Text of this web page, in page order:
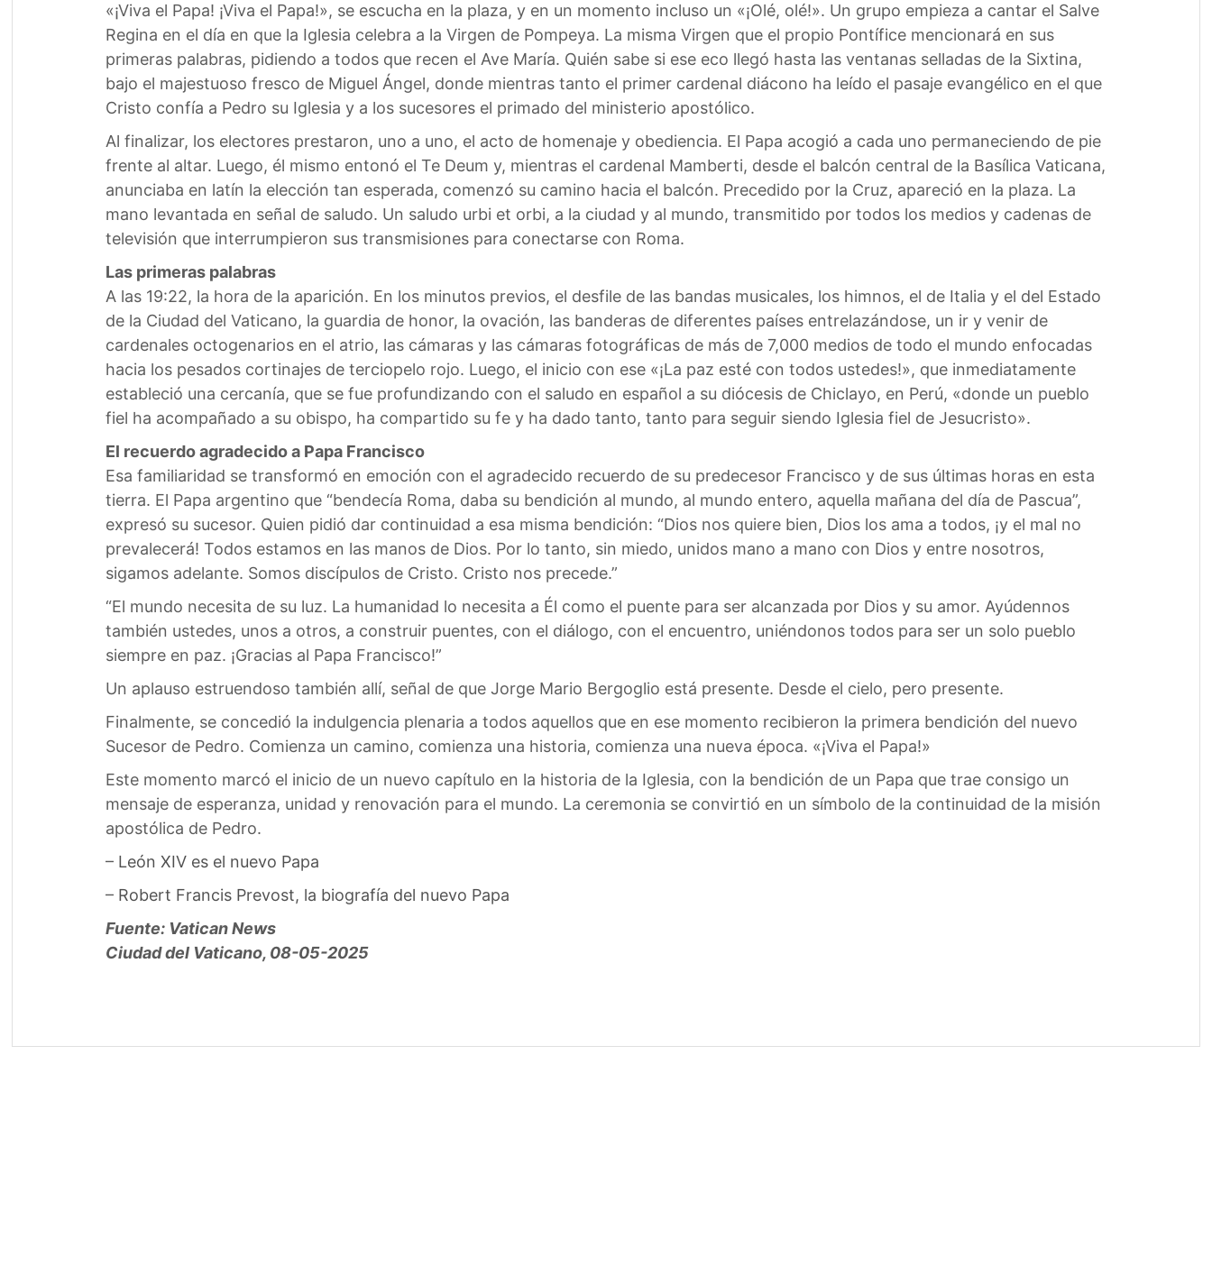
«¡Viva el Papa! ¡Viva el Papa!», se escucha en la plaza, y en un momento incluso un «¡Olé, olé!». Un grupo empieza a cantar el Salve
Regina en el día en que la Iglesia celebra a la Virgen de Pompeya. La misma Virgen que el propio Pontífice mencionará en sus
primeras palabras, pidiendo a todos que recen el Ave María. Quién sabe si ese eco llegó hasta las ventanas selladas de la Sixtina,
bajo el majestuoso fresco de Miguel Ángel, donde mientras tanto el primer cardenal diácono ha leído el pasaje evangélico en el que
Cristo confía a Pedro su Iglesia y a los sucesores el primado del ministerio apostólico.
Al finalizar, los electores prestaron, uno a uno, el acto de homenaje y obediencia. El Papa acogió a cada uno permaneciendo de pie
frente al altar. Luego, él mismo entonó el Te Deum y, mientras el cardenal Mamberti, desde el balcón central de la Basílica Vaticana,
anunciaba en latín la elección tan esperada, comenzó su camino hacia el balcón. Precedido por la Cruz, apareció en la plaza. La
mano levantada en señal de saludo. Un saludo urbi et orbi, a la ciudad y al mundo, transmitido por todos los medios y cadenas de
televisión que interrumpieron sus transmisiones para conectarse con Roma.
Las primeras palabras
A las 19:22, la hora de la aparición. En los minutos previos, el desfile de las bandas musicales, los himnos, el de Italia y el del Estado
de la Ciudad del Vaticano, la guardia de honor, la ovación, las banderas de diferentes países entrelazándose, un ir y venir de
cardenales octogenarios en el atrio, las cámaras y las cámaras fotográficas de más de 7,000 medios de todo el mundo enfocadas
hacia los pesados cortinajes de terciopelo rojo. Luego, el inicio con ese «¡La paz esté con todos ustedes!», que inmediatamente
estableció una cercanía, que se fue profundizando con el saludo en español a su diócesis de Chiclayo, en Perú, «donde un pueblo
fiel ha acompañado a su obispo, ha compartido su fe y ha dado tanto, tanto para seguir siendo Iglesia fiel de Jesucristo».
El recuerdo agradecido a Papa Francisco
Esa familiaridad se transformó en emoción con el agradecido recuerdo de su predecesor Francisco y de sus últimas horas en esta
tierra. El Papa argentino que “bendecía Roma, daba su bendición al mundo, al mundo entero, aquella mañana del día de Pascua”,
expresó su sucesor. Quien pidió dar continuidad a esa misma bendición: “Dios nos quiere bien, Dios los ama a todos, ¡y el mal no
prevalecerá! Todos estamos en las manos de Dios. Por lo tanto, sin miedo, unidos mano a mano con Dios y entre nosotros,
sigamos adelante. Somos discípulos de Cristo. Cristo nos precede.”
“El mundo necesita de su luz. La humanidad lo necesita a Él como el puente para ser alcanzada por Dios y su amor. Ayúdennos
también ustedes, unos a otros, a construir puentes, con el diálogo, con el encuentro, uniéndonos todos para ser un solo pueblo
siempre en paz. ¡Gracias al Papa Francisco!”
Un aplauso estruendoso también allí, señal de que Jorge Mario Bergoglio está presente. Desde el cielo, pero presente.
Finalmente, se concedió la indulgencia plenaria a todos aquellos que en ese momento recibieron la primera bendición del nuevo
Sucesor de Pedro. Comienza un camino, comienza una historia, comienza una nueva época. «¡Viva el Papa!»
Este momento marcó el inicio de un nuevo capítulo en la historia de la Iglesia, con la bendición de un Papa que trae consigo un
mensaje de esperanza, unidad y renovación para el mundo. La ceremonia se convirtió en un símbolo de la continuidad de la misión
apostólica de Pedro.
– León XIV es el nuevo Papa
– Robert Francis Prevost, la biografía del nuevo Papa
Fuente: Vatican News
Ciudad del Vaticano, 08-05-2025